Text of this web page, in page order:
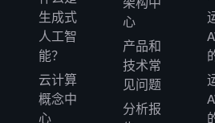
生成式
人工智
能？
云计算
概念中
心
心
产品和
技术常
见问题
分析报